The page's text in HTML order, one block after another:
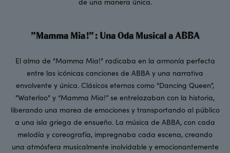
"Mamma Mia!": Una Oda Musical a ABBA
El alma de "Mamma Mia!" radicaba en la armonía perfecta
entre las icónicas canciones de ABBA y una narrativa
envolvente y única. Clásicos eternos como "Dancing Queen",
"Waterloo" y “Mamma Mia!” se entrelazaban con la historia,
liberando una marea de emociones y transportando al público
a una isla griega de ensueño. La música de ABBA, con cada
melodía y coreografía, impregnaba cada escena, creando
una atmósfera musicalmente inolvidable y emocionantemente